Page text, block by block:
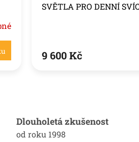
SVĚTLA PRO DENNÍ
9 600 Kč
Dlouholetá zkušenost
od roku 1998